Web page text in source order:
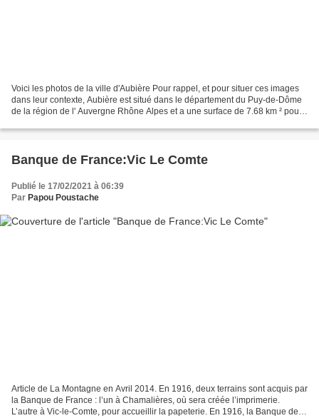
Voici les photos de la ville d'Aubière Pour rappel, et pour situer ces images
dans leur contexte, Aubière est situé dans le département du Puy-de-Dôme
de la région de l' Auvergne Rhône Alpes et a une surface de 7.68 km ² pour
Banque de France:Vic Le Comte
Publié le 17/02/2021 à 06:39
Par Papou Poustache
Article de La Montagne en Avril 2014. En 1916, deux terrains sont acquis par
la Banque de France : l’un à Chamalières, où sera créée l’imprimerie.
L’autre à Vic-le-Comte, pour accueillir la papeterie. En 1916, la Banque de